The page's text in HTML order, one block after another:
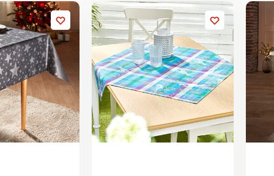
Pokud je ubrus
pomačkaný: voskovaný
ubrus můžete vyžehlit
naruby bez použití páry,
pouze na mírný stupeň
a přes froté ručník.